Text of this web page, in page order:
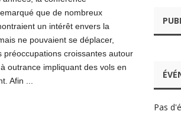
que de nombreux
un intérêt envers la
ne pouvaient se déplacer,
préoccupations croissantes autour
outrance impliquant des vols en
Afin ...
Pas